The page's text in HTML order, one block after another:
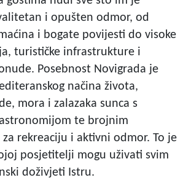
i opušten odmor, od
i bogate povijesti do visoke
turističke infrastrukture i
Posebnost Novigrada je
načina života,
mora i zalazaka sunca s
te brojnim
rekreaciju i aktivni odmor. To je
posjetitelji mogu uživati svim
doživjeti Istru.